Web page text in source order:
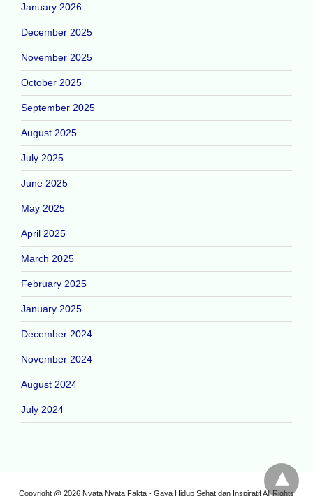
January 2026
December 2025
November 2025
October 2025
September 2025
August 2025
July 2025
June 2025
May 2025
April 2025
March 2025
February 2025
January 2025
December 2024
November 2024
August 2024
July 2024
Copyright @ 2026 Nyata Nyata Fakta - Gaya Hidup Sehat dan Inspiratif All Rights